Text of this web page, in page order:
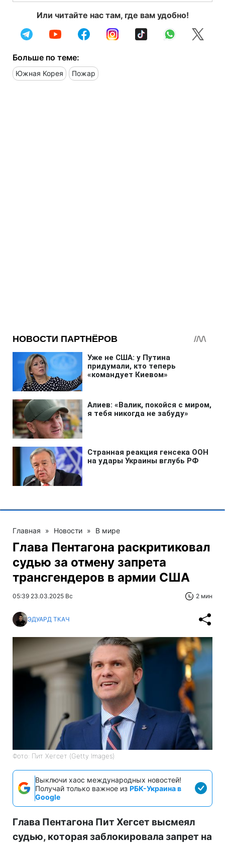
Или читайте нас там, где вам удобно!
Больше по теме:
Южная Корея Пожар
Главная » Новости » В мире
Глава Пентагона раскритиковал
судью за отмену запрета
трансгендеров в армии США
05:39 23.03.2025 Вс 2 мин
ЭДУАРД ТКАЧ
Фото: Пит Хегсет (Getty Images)
Выключи хаос международных новостей!
Получай только важное из РБК-Украина в
Google
Глава Пентагона Пит Хегсет высмеял
судью, которая заблокировала запрет на